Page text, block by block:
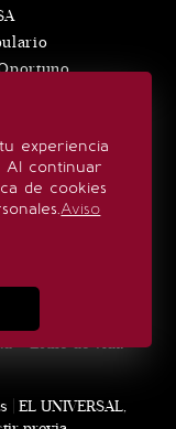
experiencia
Al continuar
de cookies
Aviso
Estilo de vida
EL UNIVERSAL,